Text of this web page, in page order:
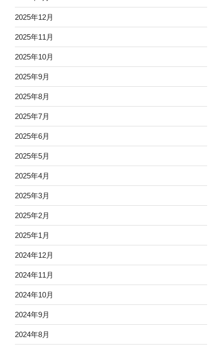
2025年12月
2025年11月
2025年10月
2025年9月
2025年8月
2025年7月
2025年6月
2025年5月
2025年4月
2025年3月
2025年2月
2025年1月
2024年12月
2024年11月
2024年10月
2024年9月
2024年8月